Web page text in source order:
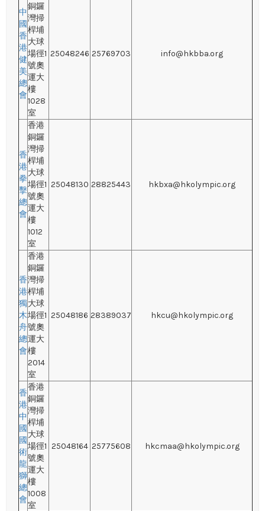
中
國
香
港
健
美
總
會
銅鑼
灣掃
桿埔
大球
場徑1
號奧
運大
樓
1028
室
25048246 25769703 info@hkbba.org
香
港
拳
擊
總
會
香港
銅鑼
灣掃
桿埔
大球
場徑1
號奧
運大
樓
1012
室
25048130 28825443 hkbxa@hkolympic.org
香
港
獨
木
舟
總
會
香港
銅鑼
灣掃
桿埔
大球
場徑1
號奧
運大
樓
2014
室
25048186 28389037 hkcu@hkolympic.org
香
港
中
國
國
術
龍
獅
總
會
香港
銅鑼
灣掃
桿埔
大球
場徑1
號奧
運大
樓
1008
室
25048164 25775608 hkcmaa@hkolympic.org